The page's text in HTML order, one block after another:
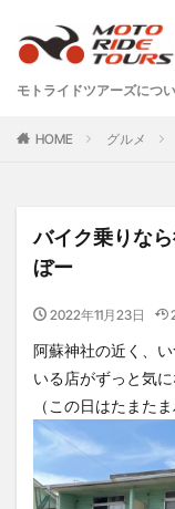
モトライドツアーズにつ
HOME グルメ
バイク乗りな
ぼー
2022年11月23日
阿蘇神社の近く、
いる店がずっと気に
（この日はたまた
モーターサイクル
レンタル
九州ツーリング
南小国
南
小国
水俣
熊本ツーリング